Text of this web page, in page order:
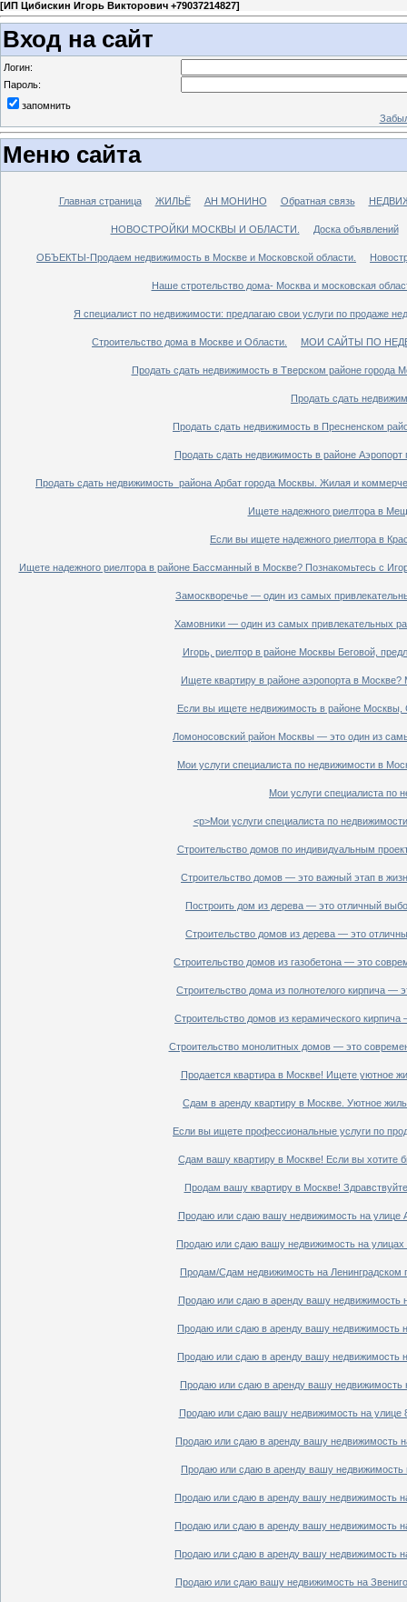
[ИП Цибискин Игорь Викторович +79037214827]
Вход на сайт
Логин:
Пароль:
запомнить
Меню сайта
Главная страница ЖИЛЬЁ АН МОНИНО Обратная связь
НОВОСТРОЙКИ МОСКВЫ И ОБЛАСТИ. Доска объявлений
ОБЪЕКТЫ-Продаем недвижимость в Москве и Московской области.
Наше стротельство дома- Москва и московская
Я специалист по недвижимости: предлагаю свои услуги по продаже
Строительство дома в Москве и Области. МОИ САЙТЫ ПО
Продать сдать недвижимость в Тверском районе города
Продать сдать
Продать сдать недвижимость в Пресненском
Продать сдать недвижимость в районе
Продать сдать недвижимость района Арбат города Москвы. Жилая и
Ищете надежного риелтора в
Если вы ищете надежного риелтора в
Ищете надежного риелтора в районе Бассманный в Москве? Познакомьтесь с
Замоскворечье — один из самых
Хамовники — один из самых привлекательных
Игорь, риелтор в районе Москвы Беговой,
Ищете квартиру в районе аэропорта в
Если вы ищете недвижимость в районе Москвы,
Ломоносовский район Москвы — это один из
Мои услуги специалиста по недвижимости в
Мои услуги специалиста по
<p>Мои услуги специалиста по
Строительство домов по индивидуальным
Строительство домов — это важный этап в
Построить дом из дерева — это отличный
Строительство домов из дерева — это
Строительство домов из газобетона — это
Строительство дома из полнотелого кирпича —
Строительство домов из керамического
Строительство монолитных домов — это
Продается квартира в Москве! Ищете уютное
Сдам в аренду квартиру в Москве. Уютное
Если вы ищете профессиональные услуги по
Сдам вашу квартиру в Москве! Если вы хотите
Продам вашу квартиру в Москве!
Продаю или сдаю вашу недвижимость на улице
Продаю или сдаю вашу недвижимость на
Продам/Сдам недвижимость на Ленинградском
Продаю или сдаю в аренду вашу недвижимость
Продаю или сдаю в аренду вашу недвижимость
Продаю или сдаю в аренду вашу недвижимость
Продаю или сдаю в аренду вашу недвижимость
Продаю или сдаю вашу недвижимость на улице
Продаю или сдаю в аренду вашу недвижимость
Продаю или сдаю в аренду вашу недвижимость
Продаю или сдаю в аренду вашу недвижимость
Продаю или сдаю в аренду вашу недвижимость
Продаю или сдаю в аренду вашу недвижимость
Продаю или сдаю вашу недвижимость на